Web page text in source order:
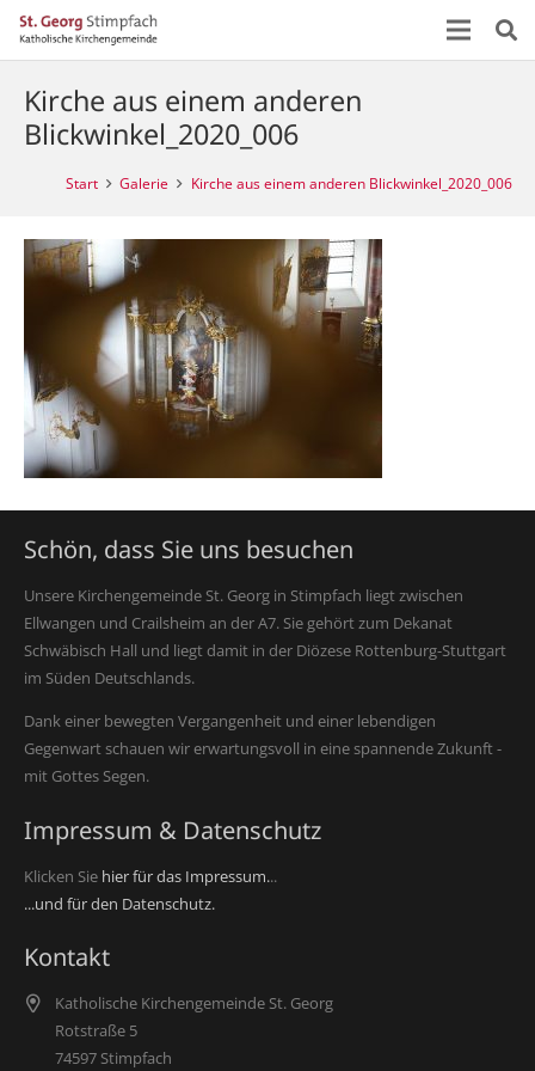
Kirche aus einem anderen
Blickwinkel_2020_006
Start Galerie Kirche aus einem anderen Blickwinkel_2020_006
Schön, dass Sie uns besuchen
Unsere Kirchengemeinde St. Georg in Stimpfach liegt zwischen
Ellwangen und Crailsheim an der A7. Sie gehört zum Dekanat
Schwäbisch Hall und liegt damit in der Diözese Rottenburg-Stuttgart
im Süden Deutschlands.
Dank einer bewegten Vergangenheit und einer lebendigen
Gegenwart schauen wir erwartungsvoll in eine spannende Zukunft -
mit Gottes Segen.
Impressum & Datenschutz
Klicken Sie hier für das Impressum...
...und für den Datenschutz.
Kontakt
Katholische Kirchengemeinde St. Georg
Rotstraße 5
74597 Stimpfach